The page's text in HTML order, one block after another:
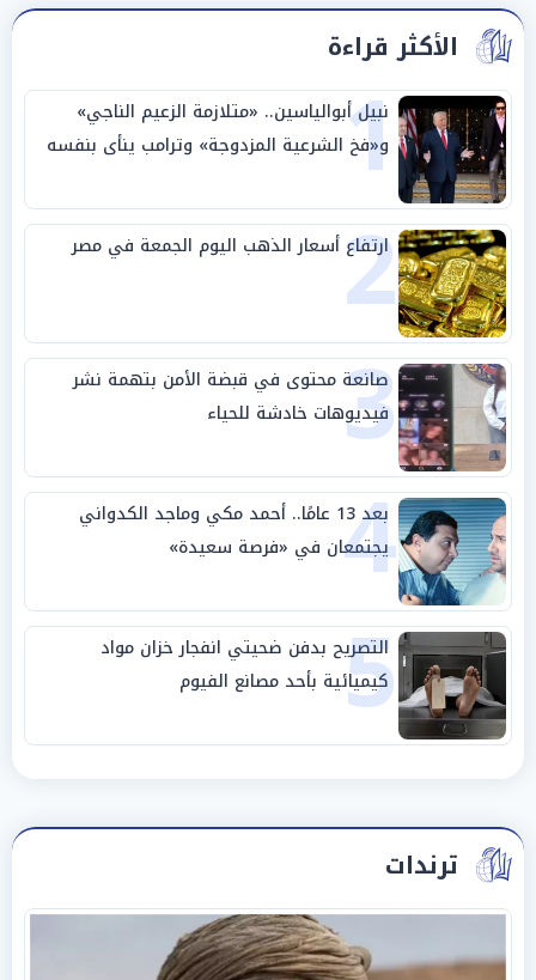
الأكثر قراءة
1
نبيل أبوالياسين.. «متلازمة الزعيم الناجي»
و«فخ الشرعية المزدوجة» وترامب ينأى بنفسه
وحليفه في «ميتم استراتيجي»
2
ارتفاع أسعار الذهب اليوم الجمعة في مصر
3
صانعة محتوى في قبضة الأمن بتهمة نشر
فيديوهات خادشة للحياء
4 بعد 13 عامًا.. أحمد مكي وماجد الكدواني
يجتمعان في «فرصة سعيدة»
5
التصريح بدفن ضحيتي انفجار خزان مواد
كيميائية بأحد مصانع الفيوم
ترندات